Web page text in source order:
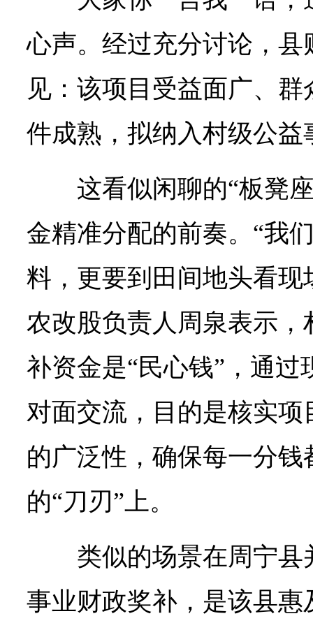
心声。经过充分讨论，
见：该项目受益面广、
件成熟，拟纳入村级公
这看似闲聊的“板凳
金精准分配的前奏。“我
料，更要到田间地头看现
农改股负责人周泉表示
补资金是“民心钱”，通
对面交流，目的是核实
的广泛性，确保每一分
的“刀刃”上。
类似的场景在周宁
事业财政奖补，是该县